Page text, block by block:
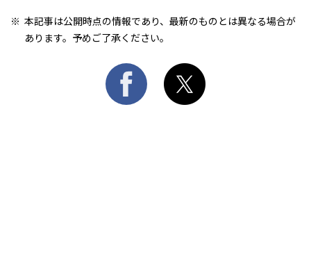
本記事は公開時点の情報であり、最新のものとは異なる場合が
あります。予めご了承ください。